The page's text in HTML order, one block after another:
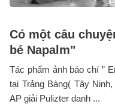
Có một câu
bé Napalm"
Tác phẩm ảnh báo chí ”
tại Trảng Bàng( Tây
AP giải Pulizter danh ...